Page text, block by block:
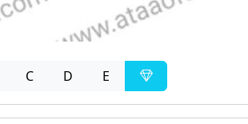
C D E